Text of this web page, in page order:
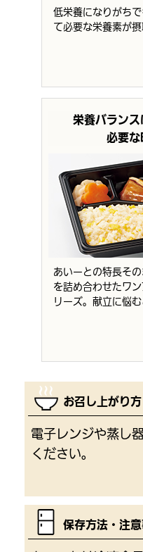
低栄養になりがち
て必要な栄養素が摂
栄養バラン
必要な
あいーとの特長そ
を詰め合わせたワ
リーズ。献立に悩
お召し上がり方
電子レンジや蒸し
ください。
保存方法・注